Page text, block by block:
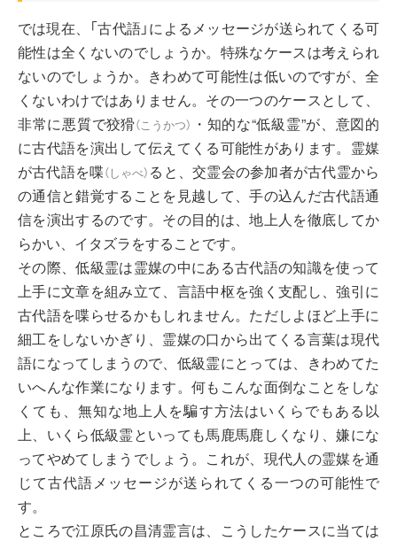
では現在、「古代語」によるメッセージが送られてくる可
能性は全くないのでしょうか。特殊なケースは考えられ
ないのでしょうか。きわめて可能性は低いのですが、全
くないわけではありません。その一つのケースとして、
非常に悪質で狡猾（こうかつ） ・知的な“低級霊”が、意図的
に古代語を演出して伝えてくる可能性があります。霊媒
が古代語を喋（しゃべ） ると、交霊会の参加者が古代霊から
の通信と錯覚することを見越して、手の込んだ古代語通
信を演出するのです。その目的は、地上人を徹底してか
らかい、イタズラをすることです。
その際、低級霊は霊媒の中にある古代語の知識を使って
上手に文章を組み立て、言語中枢を強く支配し、強引に
古代語を喋らせるかもしれません。ただしよほど上手に
細工をしないかぎり、霊媒の口から出てくる言葉は現代
語になってしまうので、低級霊にとっては、きわめてた
いへんな作業になります。何もこんな面倒なことをしな
くても、無知な地上人を騙す方法はいくらでもある以
上、いくら低級霊といっても馬鹿馬鹿しくなり、嫌にな
ってやめてしまうでしょう。これが、現代人の霊媒を通
じて古代語メッセージが送られてくる一つの可能性で
す。
ところで江原氏の昌清霊言は、こうしたケースに当ては